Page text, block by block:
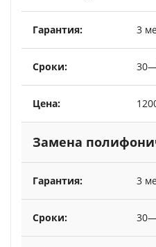
3
Замена
3